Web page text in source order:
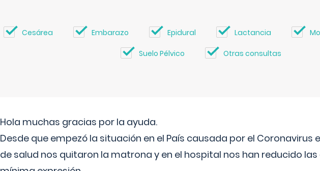
Cesárea Embarazo Epidural Lactancia
Suelo Pélvico Otras consultas
Hola muchas gracias por la ayuda.
Desde que empezó la situación en el País causada por el Coronavirus
de salud nos quitaron la matrona y en el hospital nos han reducido